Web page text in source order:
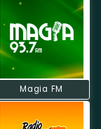
Magia FM